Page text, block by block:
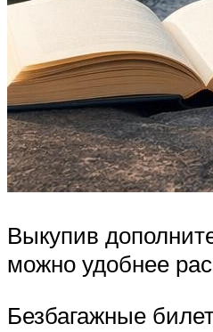
Выкупив
можно удобнее
Безбагажные